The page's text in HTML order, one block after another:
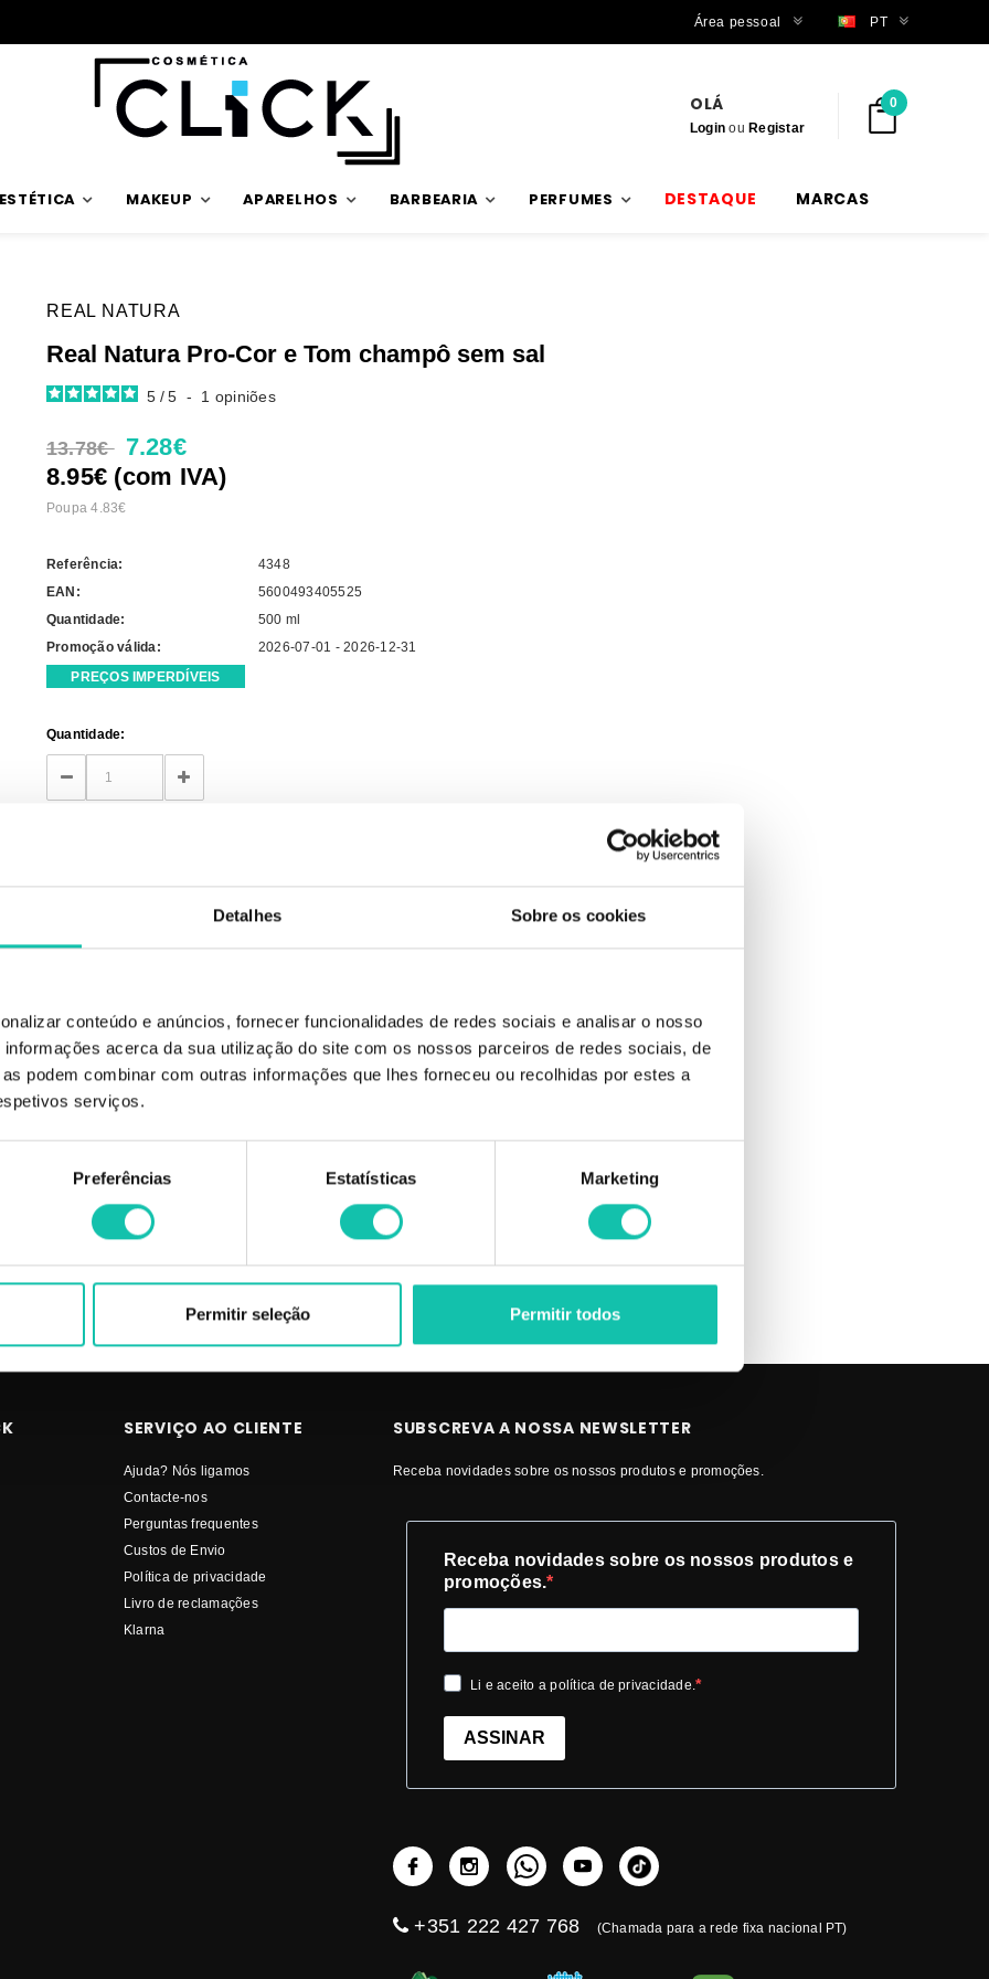
Detalhes Sobre os cookies
conteúdo e anúncios, fornecer funcionalidades de redes sociais e analisar o nosso
informações acerca da sua utilização do site com os nossos parceiros de redes sociais, de
podem combinar com outras informações que lhes forneceu ou recolhidas por estes a
serviços.
Preferências Estatísticas Marketing
Permitir seleção Permitir todos
Trabalhamos com stock verdadeiro
Área pessoal PT
OLÁ
Login ouRegistar
0
ESTÉTICA MAKEUP APARELHOS BARBEARIA PERFUMES DESTAQUE MARCAS
REAL NATURA
Real Natura Pro-Cor e Tom champô sem sal
5 / 5 - 1 opiniões
13.78€ 7.28€
8.95€ (com IVA)
Poupa 4.83€
Referência:
4348
EAN:
5600493405525
Quantidade:
500 ml
Promoção válida:
2026-07-01 - 2026-12-31
PREÇOS IMPERDÍVEIS
Current
Stock:
Quantidade:
DECREASE
QUANTITY:
INCREASE
QUANTITY:
e remover a tonalidade amarelada do fio.
| Comprar REAL NATURA Champôs Pro Cor e Tom MELHOR PREÇO | Champôs REAL
SERVIÇO AO CLIENTE
Ajuda? Nós ligamos
Contacte-nos
Perguntas frequentes
Custos de Envio
Política de privacidade
Livro de reclamações
Klarna
SUBSCREVA A NOSSA NEWSLETTER
Receba novidades sobre os nossos produtos e promoções.
Receba novidades sobre os nossos produtos e
promoções.
Li e aceito a política de privacidade.
ASSINAR
+351 222 427 768 (Chamada para a rede fixa nacional PT)